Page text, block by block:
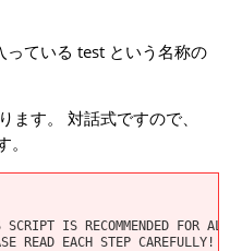
ている test という名称の
す。 対話式ですので、
IS RECOMMENDED FOR
READ EACH STEP CAREFULLY!